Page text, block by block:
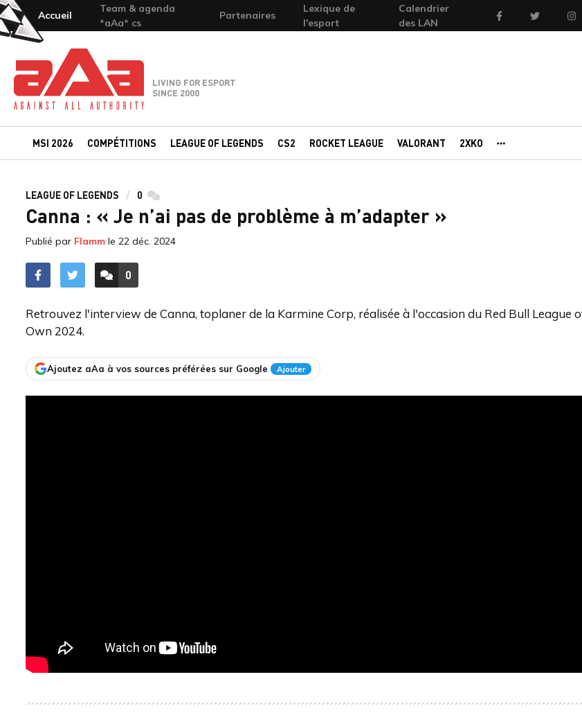
Accueil
Team & agenda
*aAa* cs
Partenaires
Lexique de
l'esport
Calendrier
des LAN
FacebookTwitter
Team-aAa - against All authority
LIVING FOR ESPORT
SINCE 2000
MSI 2026 COMPÉTITIONS LEAGUE OF LEGENDS CS2 ROCKET LEAGUE VALORANT 2XKO
LEAGUE OF LEGENDS 0 commentaires
Canna : « Je n’ai pas de problème à m’adapter »
Publié par Flamm le 22 déc. 2024
ACCÉDER AUX
0
COMMENTAIRES
Retrouvez l'interview de Canna, toplaner de la Karmine Corp, réalisée à l'occasion du Red Bull League
Own 2024.
Ajoutez aAa à vos sources préférées sur Google Ajouter